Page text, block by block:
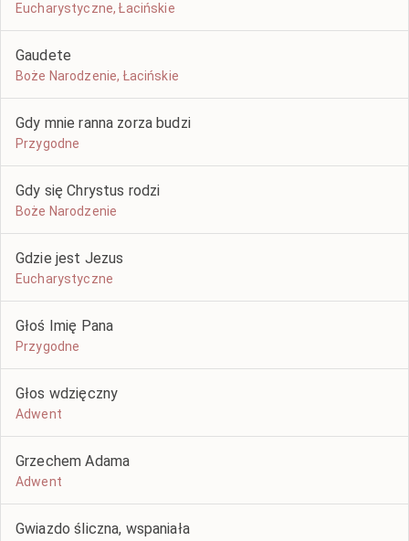
Eucharystyczne, Łacińskie
Gaudete
Boże Narodzenie, Łacińskie
Gdy mnie ranna zorza budzi
Przygodne
Gdy się Chrystus rodzi
Boże Narodzenie
Gdzie jest Jezus
Eucharystyczne
Głoś Imię Pana
Przygodne
Głos wdzięczny
Adwent
Grzechem Adama
Adwent
Gwiazdo śliczna, wspaniała